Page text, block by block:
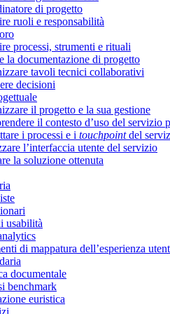
di progetto
ruoli e responsabilità
processi, strumenti e rituali
la documentazione di progetto
tavoli tecnici collaborativi
decisioni
il progetto e la sua gestione
il contesto d’uso del servizio
i processi e i touchpointdel
l’interfaccia utente del servizio
la soluzione ottenuta
usabilità
di mappatura dell’esperienza
documentale
benchmark
euristica